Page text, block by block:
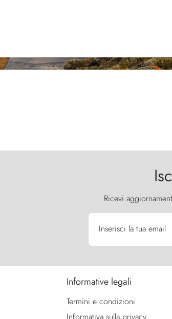
Ricevi
Inserisci la tua email
Informative legali
Termini e condizioni